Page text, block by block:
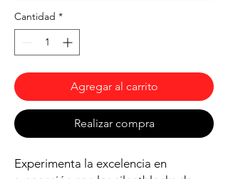
Cantidad *
Agregar al carrito
Realizar compra
Experimenta la excelencia en